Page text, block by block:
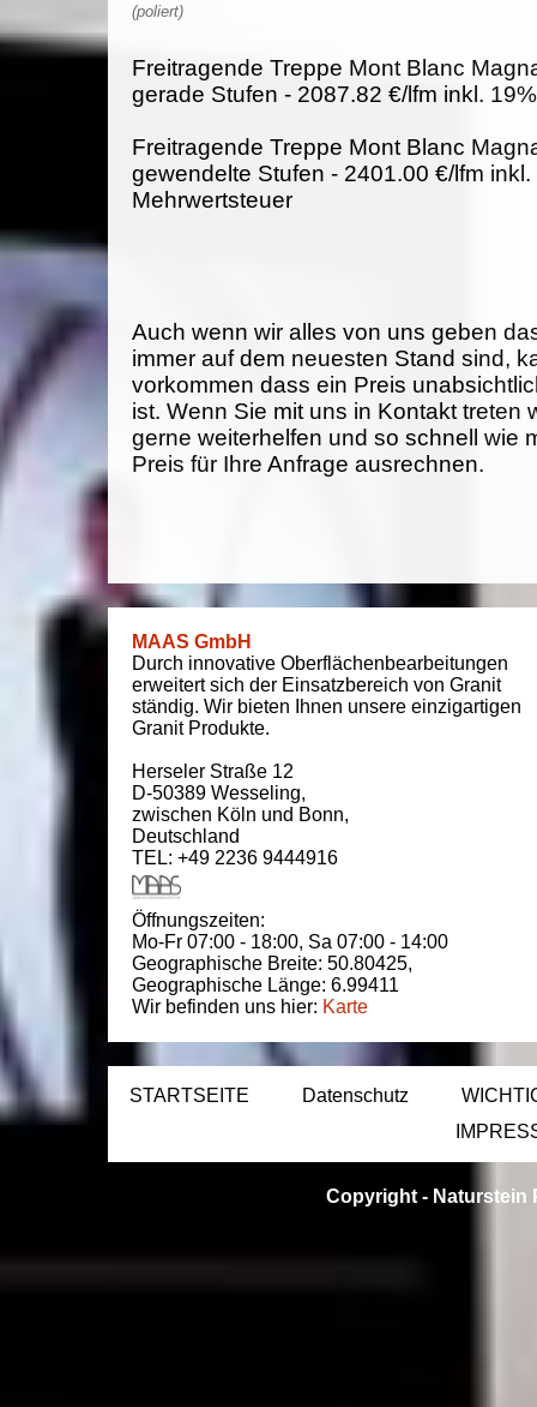
(poliert)
Freitragende Treppe Mont Blanc
gerade Stufen - 2087.82 €/lfm inkl.
Freitragende Treppe Mont Blanc
gewendelte Stufen - 2401.00 €/lfm inkl.
Mehrwertsteuer
Auch wenn wir alles von uns geben
immer auf dem neuesten Stand sind,
vorkommen dass ein Preis
ist. Wenn Sie mit uns in Kontakt treten
gerne weiterhelfen und so schnell wie
Preis für Ihre Anfrage ausrechnen.
MAAS GmbH
Durch innovative Oberflächenbearbeitungen
erweitert sich der Einsatzbereich von Granit
ständig. Wir bieten Ihnen unsere einzigartigen
Granit Produkte.
Herseler Straße 12
D-50389 Wesseling,
zwischen Köln und Bonn,
Deutschland
TEL: +49 2236 9444916
Öffnungszeiten:
Mo-Fr 07:00 - 18:00, Sa 07:00 - 14:00
Geographische Breite: 50.80425,
Geographische Länge: 6.99411
Wir befinden uns hier: Karte
STARTSEITE Datenschutz
Copyright - Naturstein